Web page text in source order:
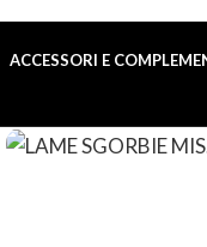
ACCESSORI E